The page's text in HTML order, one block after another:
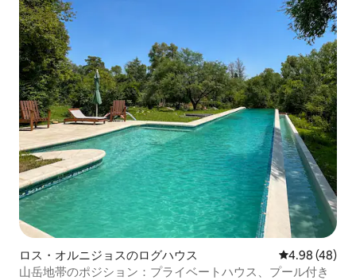
ロス・オルニジョスのログハウス レビュー48
4.98 (48)
山岳地帯のポジション：プライベートハウス、プール付き